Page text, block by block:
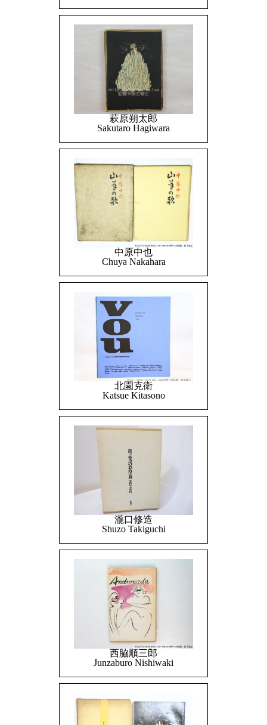
萩原朔太郎
Sakutaro Hagiwara
中原中也
Chuya Nakahara
北園克衛
Katsue Kitasono
瀧口修造
Shuzo Takiguchi
西脇順三郎
Junzaburo Nishiwaki